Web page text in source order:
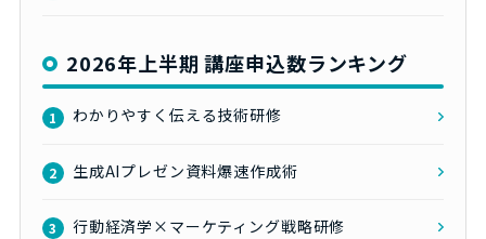
2026年上半期 講座申込数ランキング
1 わかりやすく伝える技術研修
2 生成AIプレゼン資料爆速作成術
3 行動経済学×マーケティング戦略研修